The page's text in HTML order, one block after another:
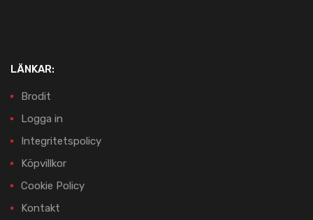
LÄNKAR:
Brodit
Logga in
Integritetspolicy
Köpvillkor
Cookie Policy
Kontakt